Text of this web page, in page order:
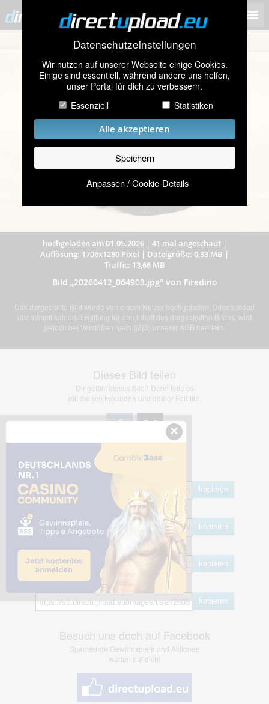
Datenschutzeinstellungen
Wir nutzen auf unserer Webseite einige Cookies.
Einige sind essentiell, während andere uns helfen,
unser Portal für dich zu verbessern.
Essenziell
Statistiken
Alle akzeptieren
Speichern
Anpassen / Cookie-Details
hochgeladen am 01.05.2026| 41 mal angeschaut|
Auflösung: 1706x1280 Pixel | Dateigröße: 0,33 MB |
Traffic: 13,66 MB
Bild „20260412_064903.jpg” von Firedino
Das dargestellte Bild wurde von einem Nutzer hochgeladen. Directupload
übernimmt keinerlei Haftung für den Inhalt des dargestellten Bildes, wird
jedoch bei Verstößen nach §2(3) unserer AGB handeln.
Dieses Bild teilen
Dir gefällt dieses Bild? Dann teile es
mit deinen Freunden und deiner Familie.
Share Links
kopieren
HTML
kopieren
BB Code
kopieren
kopieren
Besuch uns doch auf Facebook
Spannende Gewinnspiele und Aktionen
warten auf dich!
×